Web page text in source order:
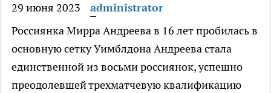
29 июня 2023
administrator
Россиянка Мирра Андреева в 16 лет пробилась в
основную сетку УимблдонаАндреева стала
единственной из восьми россиянок, успешно
преодолевшей трехматчевую квалификацию